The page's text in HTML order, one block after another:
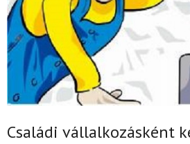
Családi vállalkozásként k